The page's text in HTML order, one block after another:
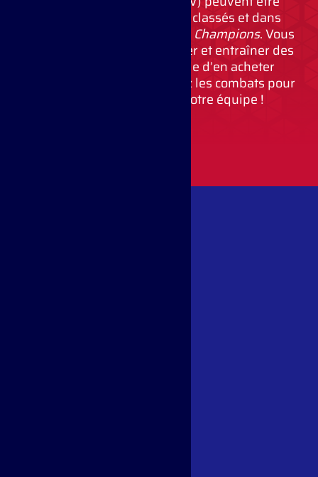
obtenus dans les combats classés et dans
Pokémon Champions. Vous
en aurez besoin pour recruter et entraîner des
Pokémon. Il est impossible d’en acheter
directement, alors enchaînez les combats pour
renforcer encore plus votre équipe !​